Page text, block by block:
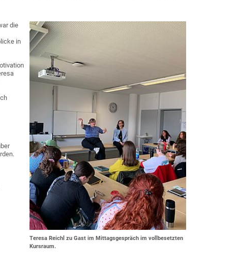
Teresa Reichl zu Gast im Mittagsgespräch im vollbesetzten
Kursraum.
die
in